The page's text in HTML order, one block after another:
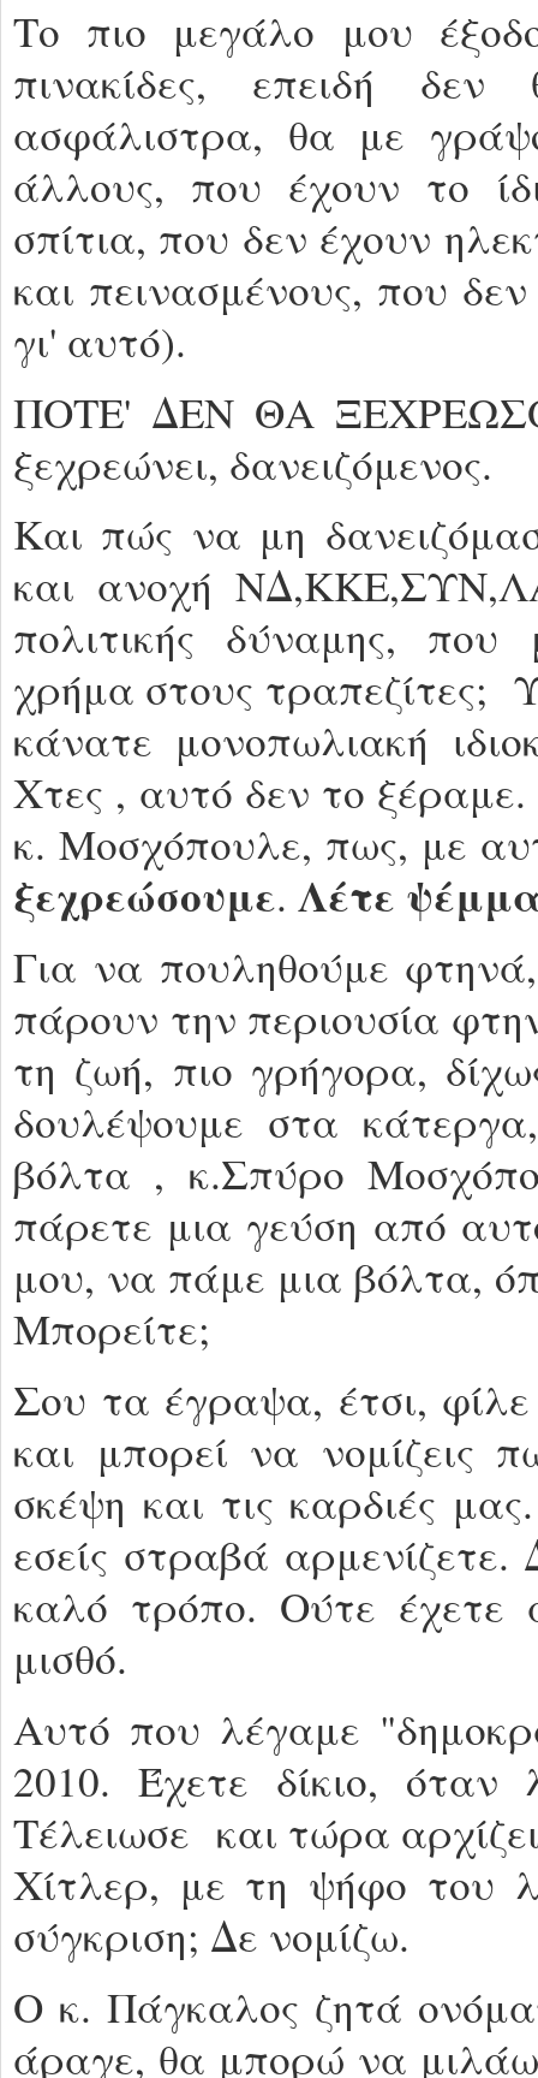
Το πιο μεγάλο μου
πινακίδες, επειδή
ασφάλιστρα, θα με
άλλους, που έχουν το
σπίτια, που δεν έχουν
και πεινασμένους, που
γι' αυτό).
ΠΟΤΕ' ΔΕΝ ΘΑ
ξεχρεώνει, δανειζόμενος.
Και πώς να μη
και ανοχή
πολιτικής δύναμης,
χρήμα στους τραπεζίτες;
κάνατε μονοπωλιακή
Χτες , αυτό δεν το
κ. Μοσχόπουλε, πως, με
ξεχρεώσουμε. Λέτε
Για να πουληθούμε
πάρουν την περιουσία
τη ζωή, πιο γρήγορα,
δουλέψουμε στα
βόλτα , κ.Σπύρο
πάρετε μια γεύση από
μου, να πάμε μια βόλτα,
Μπορείτε;
Σου τα έγραψα, έτσι,
και μπορεί να
σκέψη και τις καρδιές
εσείς στραβά
καλό τρόπο. Ούτε έχετε
μισθό.
Αυτό που λέγαμε
2010. Έχετε δίκιο, όταν
Τέλειωσε και τώρα
Χίτλερ, με τη ψήφο του
σύγκριση; Δε νομίζω.
Ο κ. Πάγκαλος ζητά
άραγε, θα μπορώ να